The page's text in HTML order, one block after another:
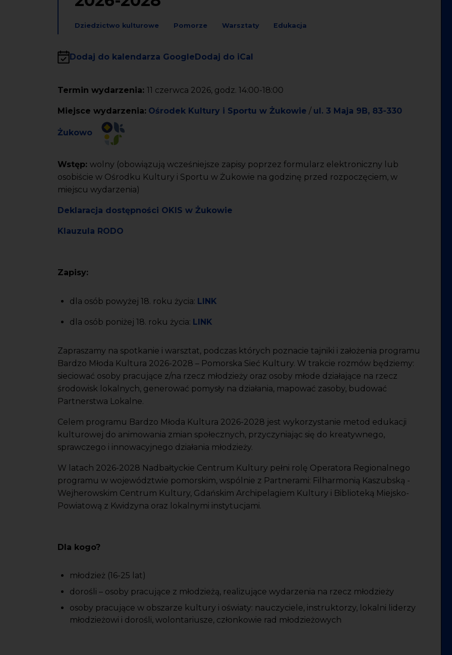
Dziedzictwo kulturowe Pomorze Warsztaty Edukacja
Dodaj do kalendarza Google Dodaj do iCal
Termin wydarzenia: 11 czerwca 2026, godz. 14:00-18:00
Miejsce wydarzenia: Ośrodek Kultury i Sportu w Żukowie / ul. 3 Maja 9B, 83-330
Żukowo
Wstęp: wolny (obowiązują wcześniejsze zapisy poprzez formularz elektroniczny lub
osobiście w Ośrodku Kultury i Sportu w Żukowie na godzinę przed rozpoczęciem, w
miejscu wydarzenia)
Deklaracja dostępności OKIS w Żukowie
Klauzula RODO
Zapisy:
dla osób powyżej 18. roku życia: LINK
dla osób poniżej 18. roku życia: LINK
Zapraszamy na spotkanie i warsztat, podczas których poznacie tajniki i założenia programu
Bardzo Młoda Kultura 2026-2028 – Pomorska Sieć Kultury. W trakcie rozmów będziemy:
sieciować osoby pracujące z/na rzecz młodzieży oraz osoby młode działające na rzecz
środowisk lokalnych, generować pomysły na działania, mapować zasoby, budować
Partnerstwa Lokalne.
Celem programu Bardzo Młoda Kultura 2026-2028 jest wykorzystanie metod edukacji
kulturowej do animowania zmian społecznych, przyczyniając się do kreatywnego,
sprawczego i innowacyjnego działania młodzieży.
W latach 2026-2028 Nadbałtyckie Centrum Kultury pełni rolę Operatora Regionalnego
programu w województwie pomorskim, wspólnie z Partnerami: Filharmonią Kaszubską -
Wejherowskim Centrum Kultury, Gdańskim Archipelagiem Kultury i Biblioteką Miejsko-
Powiatową z Kwidzyna oraz lokalnymi instytucjami.
Dla kogo?
młodzież (16-25 lat)
dorośli – osoby pracujące z młodzieżą, realizujące wydarzenia na rzecz młodzieży
osoby pracujące w obszarze kultury i oświaty: nauczyciele, instruktorzy, lokalni liderzy
młodzieżowi i dorośli, wolontariusze, członkowie rad młodzieżowych